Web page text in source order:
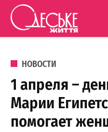
Перейти к содержанию
ОПУБЛИКОВАНО В
НОВОСТИ
1 апреля –
Марии
помогает